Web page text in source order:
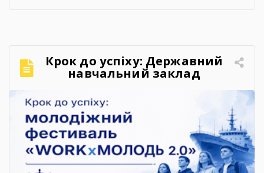
щодо розташування укриттів доступна на
офіційних інформаційних ресурсах: ▪️
Запорізької обласної військової адміністрації
– у розділі «Укриття»; ▪️ […]
Крок до успіху: Державний
навчальний заклад
«Запорізький центр
професійно-технічної освіти
водного транспорту»
підкорює молодіжний
фестиваль «WORKxМОЛОДЬ
2.0»